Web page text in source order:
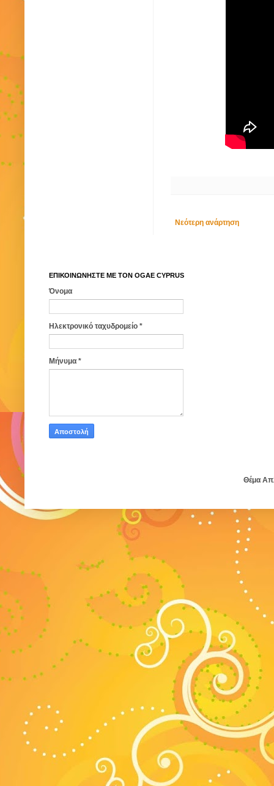
Νεότερη ανάρτηση
ΕΠΙΚΟΙΝΩΝΗΣΤΕ ΜΕ ΤΟΝ ΟGAE CYPRUS
Όνομα
Ηλεκτρονικό ταχυδρομείο *
Μήνυμα *
Θέμα